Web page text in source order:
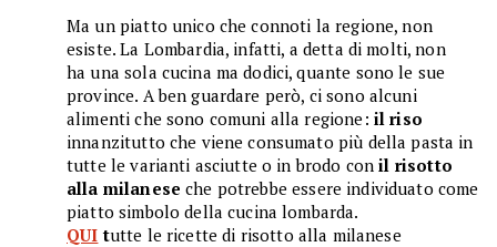
Ma un piatto unico che connoti la regione, non
esiste. La Lombardia, infatti, a detta di molti, non
ha una sola cucina ma dodici, quante sono le sue
province. A ben guardare però, ci sono alcuni
alimenti che sono comuni alla regione: il riso
innanzitutto che viene consumato più della pasta in
tutte le varianti asciutte o in brodo conil risotto
alla milaneseche potrebbe essere individuato come
piatto simbolo della cucina lombarda.
QUI tutte le ricette di risotto alla milanese